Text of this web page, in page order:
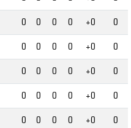
0 0 0 0 +0
0
0 0 0 0 +0
0
0 0 0 0 +0
0
0 0 0 0 +0
0
0 0 0 0 +0
0